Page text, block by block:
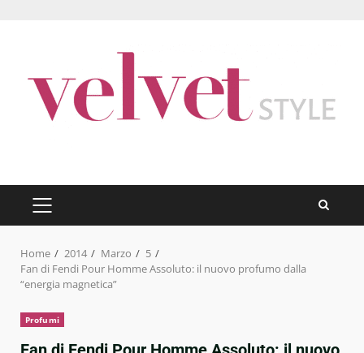
PRIMARY
MENU
Home 2014 Marzo
5
Fan di Fendi Pour Homme Assoluto: il nuovo profumo dalla
“energia magnetica”
Profumi